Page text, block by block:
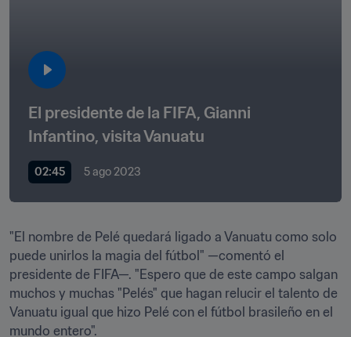
El presidente de la FIFA, Gianni
02:45 5 ago 2023
"El nombre de Pelé quedará ligado a Vanuatu como solo
puede unirlos la magia del fútbol" —comentó el
presidente de FIFA—. "Espero que de este campo salgan
muchos y muchas "Pelés" que hagan relucir el talento de
Vanuatu igual que hizo Pelé con el fútbol brasileño en el
mundo entero".